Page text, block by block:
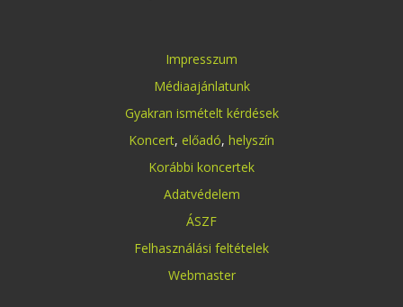
Impresszum
Médiaajánlatunk
Gyakran ismételt kérdések
Koncert, előadó, helyszín
Korábbi koncertek
Adatvédelem
ÁSZF
Felhasználási feltételek
Webmaster